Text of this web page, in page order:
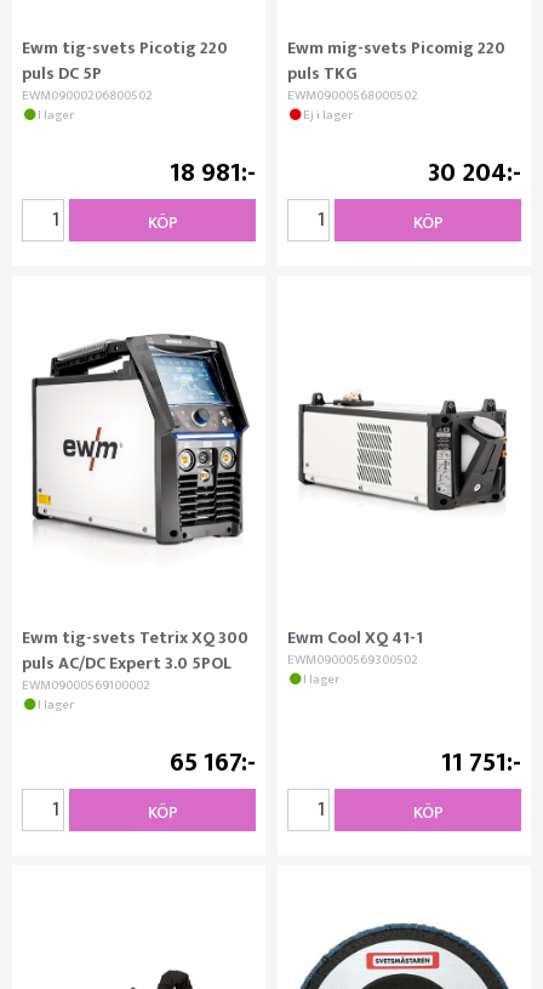
Ewm tig-svets Picotig 220
puls DC 5P
EWM09000206800502
I lager
18 981
KÖP
Ewm mig-svets Picomig 220
puls TKG
EWM09000568000502
Ej i lager
30 204
KÖP
Ewm tig-svets Tetrix XQ 300
puls AC/DC Expert 3.0 5POL
EWM09000569100002
I lager
65 167
KÖP
Ewm Cool XQ 41-1
EWM09000569300502
I lager
11 751
KÖP